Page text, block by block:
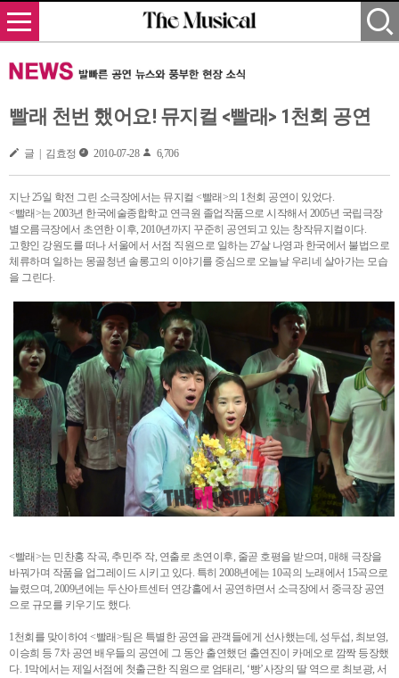
빨래 천번 했어요! 뮤지컬 <빨래> 1천회 공연
글 | 김효정 2010-07-28 6,706
지난 25일 학전 그린 소극장에서는 뮤지컬 <빨래>의 1천회 공연이 있었다.
<빨래>는 2003년 한국에술종합학교 연극원 졸업작품으로 시작해서 2005년 국립극장
별오름극장에서 초연한 이후, 2010년까지 꾸준히 공연되고 있는 창작뮤지컬이다.
고향인 강원도를 떠나 서울에서 서점 직원으로 일하는 27살 나영과 한국에서 불법으로
체류하며 일하는 몽골청년 솔롱고의 이야기를 중심으로 오늘날 우리네 살아가는 모습
을 그린다.
<빨래>는 민찬홍 작곡, 추민주 작, 연출로 초연이후, 줄곧 호평을 받으며, 매해 극장을
바꿔가며 작품을 업그레이드 시키고 있다. 특히 2008년에는 10곡의 노래에서 15곡으로
늘렸으며, 2009년에는 두산아트센터 연강홀에서 공연하면서 소극장에서 중극장 공연
으로 규모를 키우기도 했다.
1천회를 맞이하여 <빨래>팀은 특별한 공연을 관객들에게 선사했는데, 성두섭, 최보영,
이승희 등 7차 공연 배우들의 공연에 그 동안 출연했던 출연진이 카메오로 깜짝 등장했
다. 1막에서는 제일서점에 첫출근한 직원으로 엄태리, ‘빵’사장의 딸 역으로 최보광, 서